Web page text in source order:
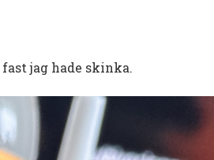
fast jag hade skinka.